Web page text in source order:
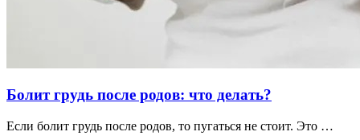
Болит грудь после родов: что делать?
Если болит грудь после родов, то пугаться не стоит. Это …